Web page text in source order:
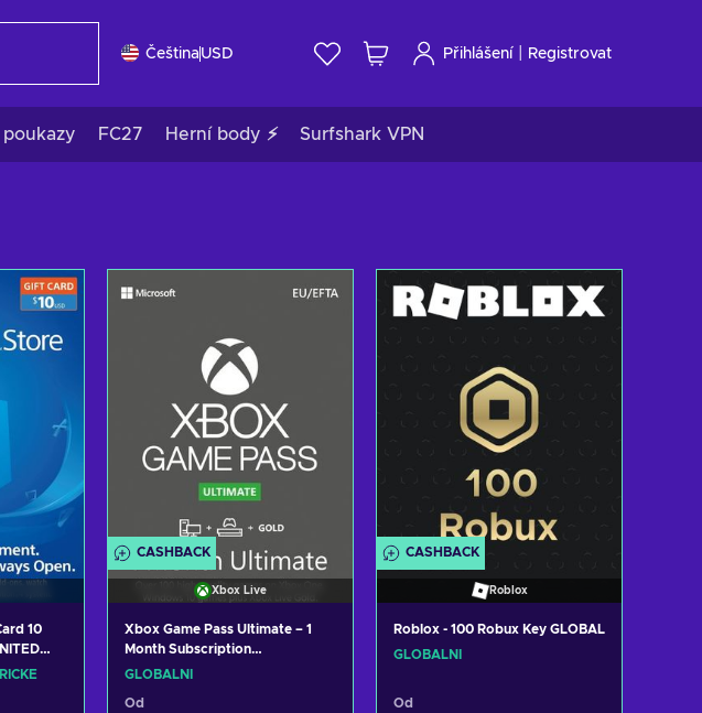
Čeština USD Přihlášení| Registrovat
poukazy FC27 Herní body ⚡ Surfshark VPN
10
CASHBACK
Xbox Live
Xbox Game Pass Ultimate – 1
Month Subscription
(Xbox/Windows) Non-stackable
GLOBÁLNÍ
Od
CASHBACK
Roblox
Roblox - 100 Robux Key GLOBAL
GLOBÁLNÍ
Od